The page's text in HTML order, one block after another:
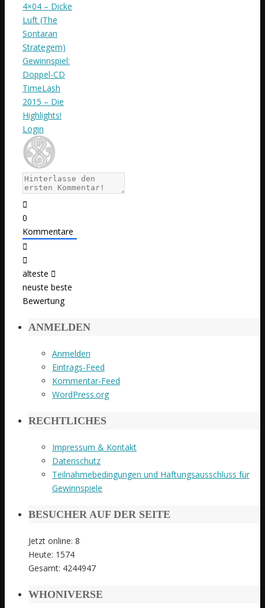
4×04 – Dicke
Luft (The
Sontaran
Strategem)
Gewinnspiel:
Doppel-CD
TimeLash
2015 – Die
Highlights!
Login
0
Kommentare
älteste
neuste beste
Bewertung
ANMELDEN
Anmelden
Eintrags-Feed
Kommentar-Feed
WordPress.org
RECHTLICHES
Impressum & Kontakt
Datenschutz
Teilnahmebedingungen und Haftungsausschluss für
Gewinnspiele
BESUCHER AUF DER SEITE
Jetzt online: 8
Heute: 1574
Gesamt: 4244947
WHONIVERSE